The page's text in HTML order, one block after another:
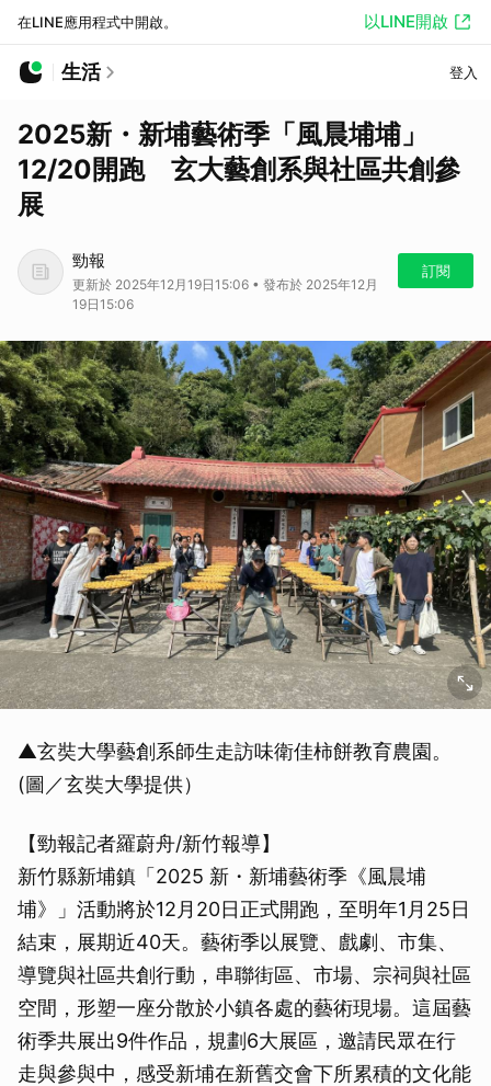
在LINE應用程式中開啟。 以LINE開啟
生活 登入
2025新・新埔藝術季「風晨埔埔」
12/20開跑 玄大藝創系與社區共創參
展
勁報
更新於 2025年12月19日15:06 • 發布於 2025年12月
19日15:06
訂閱
▲玄奘大學藝創系師生走訪味衛佳柿餅教育農園。
(圖／玄奘大學提供）
【勁報記者羅蔚舟/新竹報導】
新竹縣新埔鎮「2025 新・新埔藝術季《風晨埔
埔》」活動將於12月20日正式開跑，至明年1月25日
結束，展期近40天。藝術季以展覽、戲劇、市集、
導覽與社區共創行動，串聯街區、市場、宗祠與社區
空間，形塑一座分散於小鎮各處的藝術現場。這屆藝
術季共展出9件作品，規劃6大展區，邀請民眾在行
走與參與中，感受新埔在新舊交會下所累積的文化能